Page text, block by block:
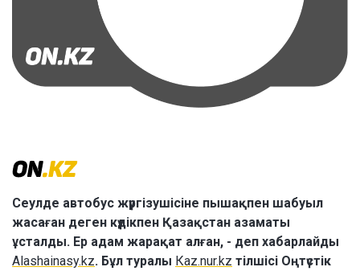
Сеулде автобус жүргізушісіне пышақпен шабуыл
жасаған деген күдікпен Қазақстан азаматы
ұсталды. Ер адам жарақат алған, - деп хабарлайды
Alashainasy.kz. Бұл туралы Кaz.nur.kz тілшісі Оңтүстік